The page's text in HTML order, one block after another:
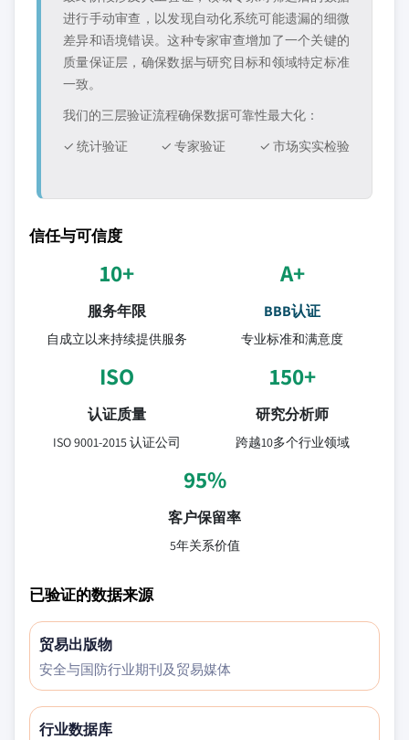
进行手动审查，以发现自动化系统可能遗漏的细微
差异和语境错误。这种专家审查增加了一个关键的
质量保证层，确保数据与研究目标和领域特定标准
一致。
我们的三层验证流程确保数据可靠性最大化：
✓ 统计验证
✓ 专家验证 ✓ 市场实实检验
信任与可信度
10+
服务年限
自成立以来持续提供服务
A+
BBB认证
专业标准和满意度
ISO
认证质量
ISO 9001-2015 认证公司
150+
研究分析师
跨越10多个行业领域
95%
客户保留率
5年关系价值
已验证的数据来源
贸易出版物
安全与国防行业期刊及贸易媒体
行业数据库